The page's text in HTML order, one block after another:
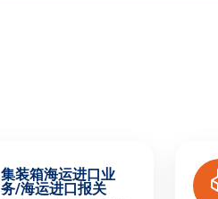
集装箱海运进口业
务/海运进口报关